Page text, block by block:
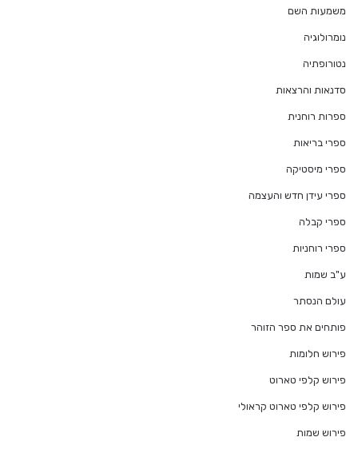
משמעות השם
נומרולוגיה
נטורופתיה
סדנאות והרצאות
ספרות רוחנית
ספרי בריאות
ספרי מיסטיקה
ספרי עידן חדש והעצמה
ספרי קבלה
ספרי רוחניות
ע"ב שמות
עולם הנסתר
פותחים את ספר הזוהר
פירוש חלומות
פירוש קלפי טארוט
פירוש קלפי טארוט קראולי
פירוש שמות